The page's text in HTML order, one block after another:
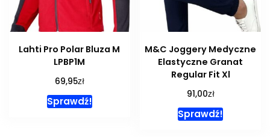
Lahti Pro Polar Bluza M
LPBP1M
69,95zł
Sprawdź!
M&C Joggery Medyczne
Elastyczne Granat
Regular Fit Xl
91,00zł
Sprawdź!